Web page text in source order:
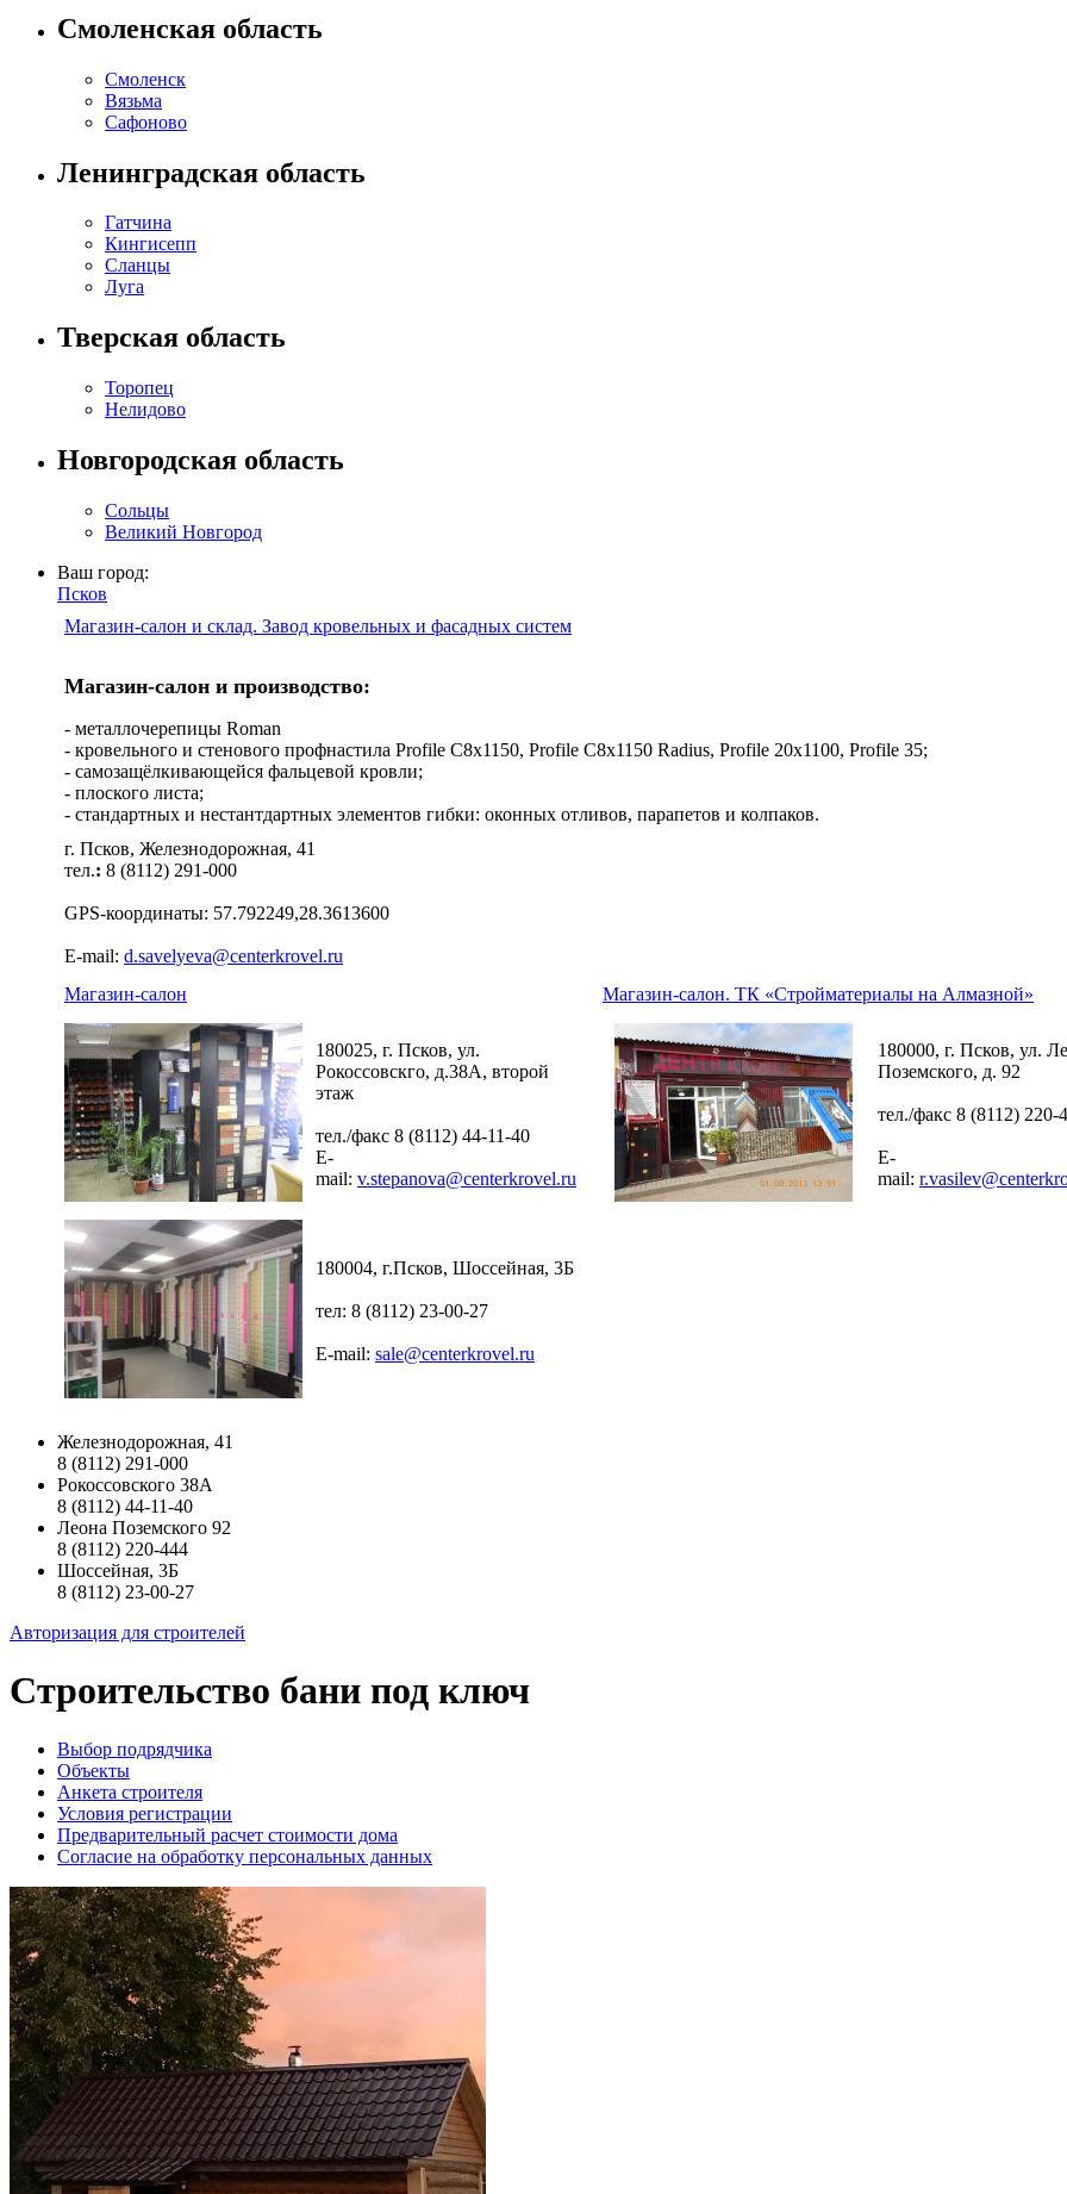
Смоленская область
Смоленск
Вязьма
Сафоново
Ленинградская область
Гатчина
Кингисепп
Сланцы
Луга
Тверская область
Торопец
Нелидово
Новгородская область
Сольцы
Великий Новгород
Ваш город:
Псков
Магазин-салон и склад. Завод кровельных и фасадных систем
Магазин-салон и производство:
- металлочерепицы Roman
- кровельного и стенового профнастила Profile C8х1150, Profile C8х1150 Radius, Profile 20x1100, Profile 35;
- самозащёлкивающейся фальцевой кровли;
- плоского листа;
- стандартных и нестантдартных элементов гибки: оконных отливов, парапетов и колпаков.
г. Псков, Железнодорожная, 41
тел.: 8 (8112) 291-000
GPS-координаты: 57.792249,28.3613600
E-mail: d.savelyeva@centerkrovel.ru
Магазин-салон
Магазин-салон. ТК «Стройматериалы на Алмазной»
180025, г. Псков, ул.
Рокоссовскго, д.38А, второй
этаж
тел./факс 8 (8112) 44-11-40
E-
mail: v.stepanova@centerkrovel.ru
180000, г. Псков, ул.
Поземского, д. 92
тел./факс 8 (8112) 220-
E-
mail:
180004, г.Псков, Шоссейная, 3Б
тел: 8 (8112) 23-00-27
E-mail: sale@centerkrovel.ru
Железнодорожная, 41
8 (8112) 291-000
Рокоссовского 38А
8 (8112) 44-11-40
Леона Поземского 92
8 (8112) 220-444
Шоссейная, 3Б
8 (8112) 23-00-27
Авторизация для строителей
Строительство бани под ключ
Выбор подрядчика
Объекты
Анкета строителя
Условия регистрации
Предварительный расчет стоимости дома
Согласие на обработку персональных данных